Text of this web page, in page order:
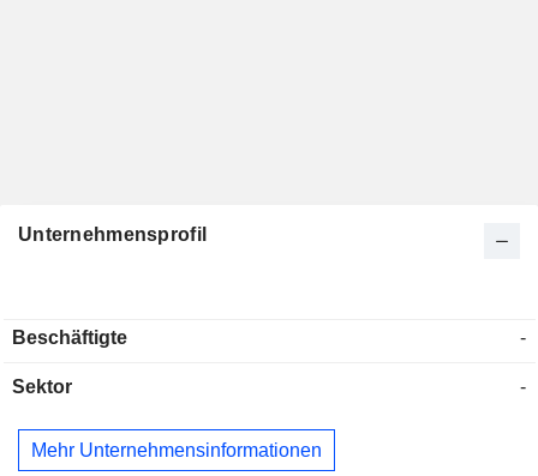
Unternehmensprofil
Beschäftigte -
Sektor -
Mehr Unternehmensinformationen